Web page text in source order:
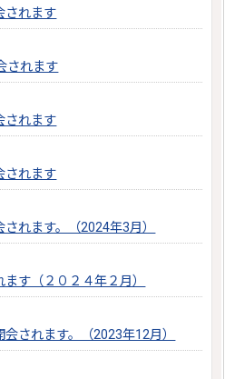
されます
されます
されます
されます
れます。（2024年3月）
す（２０２４年２月）
されます。（2023年12月）